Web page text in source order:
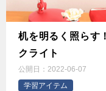
机を明るく照らす
クライト
公開日： 2022-06-07
学習アイテム